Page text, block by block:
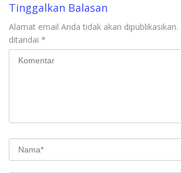
Tinggalkan Balasan
Alamat email Anda tidak akan dipublikasikan.
ditandai *